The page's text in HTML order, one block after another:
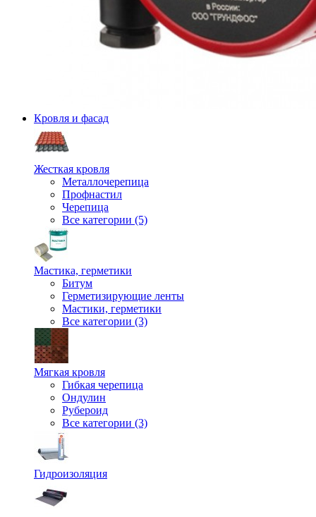
Кровля и фасад
Жесткая кровля
Металлочерепица
Профнастил
Черепица
Все категории (5)
Мастика, герметики
Битум
Герметизирующие ленты
Мастики, герметики
Все категории (3)
Мягкая кровля
Гибкая черепица
Ондулин
Рубероид
Все категории (3)
Гидроизоляция